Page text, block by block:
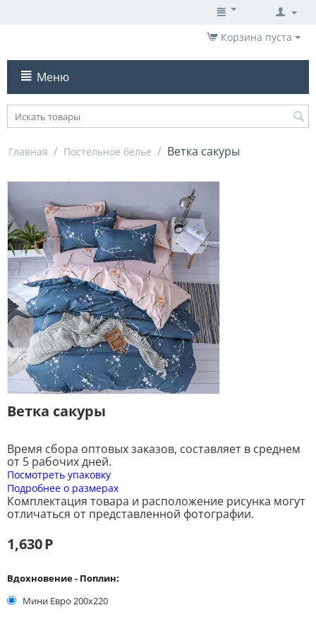
Корзина пуста
Меню
Главная / Постельное белье / Ветка сакуры
Ветка сакуры
Время сбора оптовых заказов, составляет в среднем
от 5 рабочих дней.
Посмотреть упаковку
Подробнее о размерах
Комплектация товара и расположение рисунка могут
отличаться от представленной фотографии.
1,630Р
Вдохновение - Поплин:
Мини Евро 200x220